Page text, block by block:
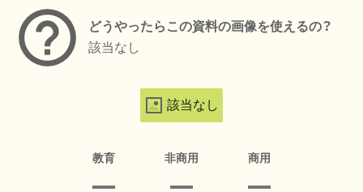
どうやったらこの資料の画像を使えるの？
該当なし
該当なし
教育 非商用 商用